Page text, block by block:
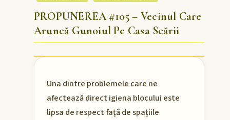
PROPUNEREA #105 – Vecinul Care
Aruncă Gunoiul Pe Casa Scării
Una dintre problemele care ne
afectează direct igiena blocului este
lipsa de respect față de spațiile